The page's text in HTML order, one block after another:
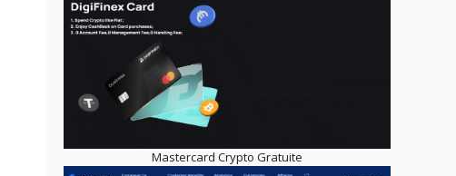
Mastercard Crypto Gratuite